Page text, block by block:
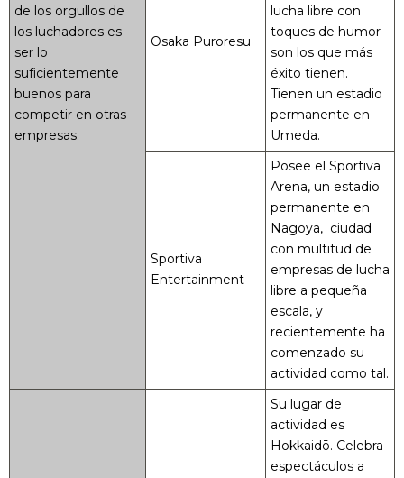
de los orgullos de
los luchadores es
ser lo
suficientemente
buenos para
competir en otras
empresas.
Osaka Puroresu
lucha libre con
toques de humor
son los que más
éxito tienen.
Tienen un estadio
permanente en
Umeda.
Sportiva
Entertainment
Posee el Sportiva
Arena, un estadio
permanente en
Nagoya, ciudad
con multitud de
empresas de lucha
libre a pequeña
escala, y
recientemente ha
comenzado su
actividad como tal.
Su lugar de
actividad es
Hokkaidō. Celebra
espectáculos a